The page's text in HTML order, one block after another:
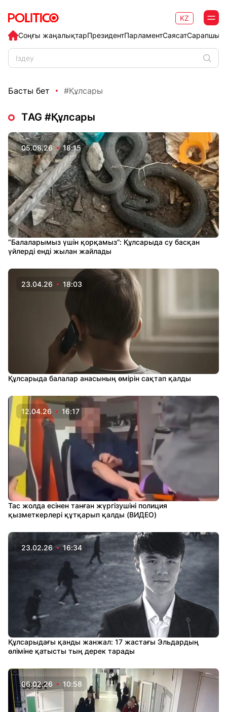
Соңғы жаңалықтарПрезидентПарламентСаясат
KZ
Басты бет #Құлсары
ТAG #Құлсары
05.08.26 18:15
“Балаларымыз үшін қорқамыз”: Құлсарыда су басқан
үйлерді енді жылан жайлады
23.04.26 18:03
Құлсарыда балалар анасының өмірін сақтап қалды
12.04.26 16:17
Тас жолда есінен танған жүргізушіні полиция
қызметкерлері құтқарып қалды (ВИДЕО)
23.02.26 16:34
Құлсарыдағы қанды жанжал: 17 жастағы Эльдардың
өліміне қатысты тың дерек тарады
06.02.26 10:58